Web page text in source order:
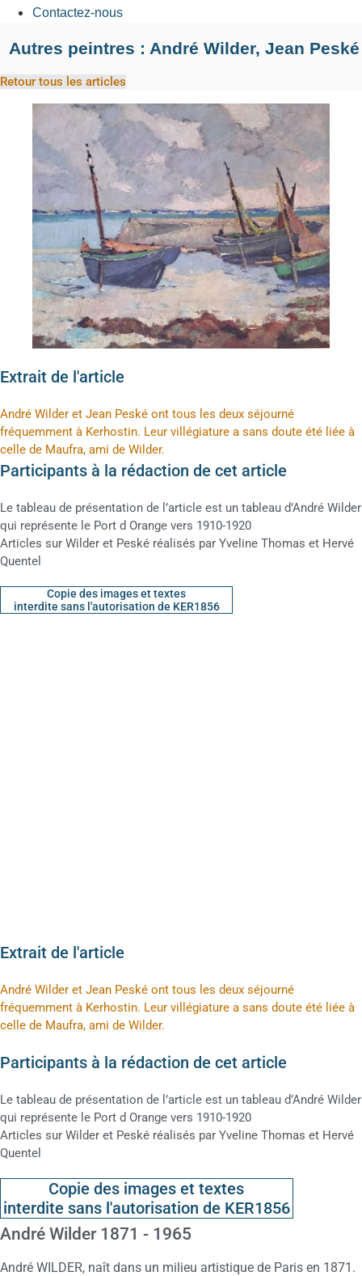
Contactez-nous
Autres peintres : André Wilder, Jean Peské
Retour tous les articles
Extrait de l'article
André Wilder et Jean Peské ont tous les deux séjourné
fréquemment à Kerhostin. Leur villégiature a sans doute été liée à
celle de Maufra, ami de Wilder.
Participants à la rédaction de cet article
Le tableau de présentation de l’article est un tableau d’André Wilder
qui représente le Port d Orange vers 1910-1920
Articles sur Wilder et Peské réalisés par Yveline Thomas et Hervé
Quentel
Copie des images et textes
interdite sans l'autorisation de KER1856
Extrait de l'article
André Wilder et Jean Peské ont tous les deux séjourné
fréquemment à Kerhostin. Leur villégiature a sans doute été liée à
celle de Maufra, ami de Wilder.
Participants à la rédaction de cet article
Le tableau de présentation de l’article est un tableau d’André Wilder
qui représente le Port d Orange vers 1910-1920
Articles sur Wilder et Peské réalisés par Yveline Thomas et Hervé
Quentel
Copie des images et textes
interdite sans l'autorisation de KER1856
André Wilder 1871 - 1965
André WILDER, naît dans un milieu artistique de Paris en 1871.